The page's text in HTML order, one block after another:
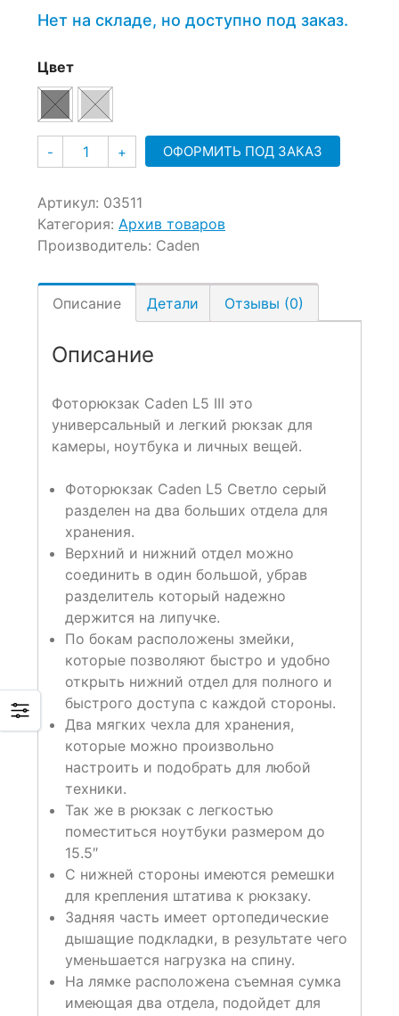
Нет на складе, но доступно под заказ.
Цвет
- Количество
+ ОФОРМИТЬ ПОД ЗАКАЗ
Артикул: 03511
Категория: Архив товаров
Производитель: Caden
Описание Детали Отзывы (0)
Описание
Фоторюкзак Caden L5 III это
универсальный и легкий рюкзак для
камеры, ноутбука и личных вещей.
Фоторюкзак Caden L5 Светло серый
разделен на два больших отдела для
хранения.
Верхний и нижний отдел можно
соединить в один большой, убрав
разделитель который надежно
держится на липучке.
По бокам расположены змейки,
которые позволяют быстро и удобно
открыть нижний отдел для полного и
быстрого доступа с каждой стороны.
Два мягких чехла для хранения,
которые можно произвольно
настроить и подобрать для любой
техники.
Так же в рюкзак с легкостью
поместиться ноутбуки размером до
15.5″
С нижней стороны имеются ремешки
для крепления штатива к рюкзаку.
Задняя часть имеет ортопедические
дышащие подкладки, в результате чего
уменьшается нагрузка на спину.
На лямке расположена съемная сумка
имеющая два отдела, подойдет для